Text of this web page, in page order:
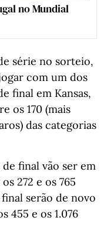
no Mundial
série no sorteio,
com um dos
final em Kansas,
os 170 (mais
das categorias
final vão ser em
272 e os 765
serão de novo
455 e os 1.076